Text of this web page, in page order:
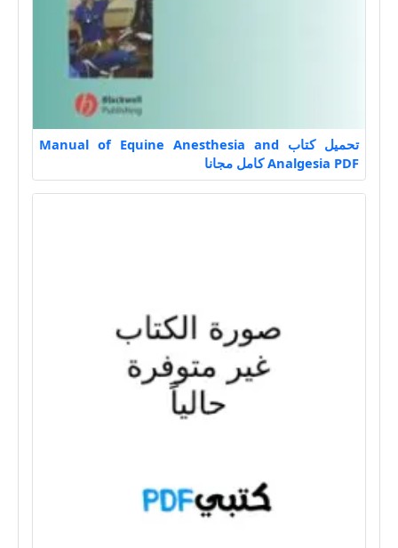
تحميل كتاب Manual of Equine Anesthesia and
Analgesia PDF كامل مجانا